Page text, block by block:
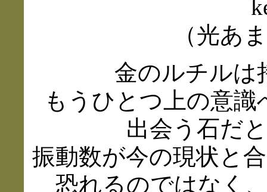
（光あ
金のルチルは
もうひとつ上の意
出会う石だ
振動数が今の現状と
恐れるのではなく